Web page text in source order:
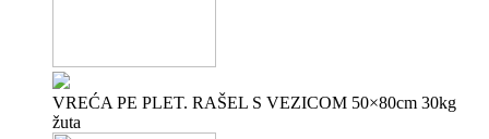
VREĆA PE PLET. RAŠEL S VEZICOM 50×80cm 30kg
žuta